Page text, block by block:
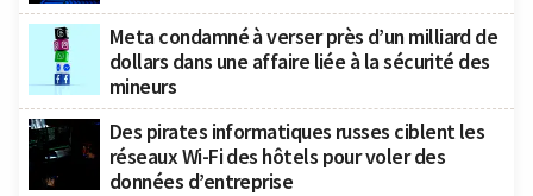
Meta condamné à verser près d’un milliard de
dollars dans une affaire liée à la sécurité des
mineurs
Des pirates informatiques russes ciblent les
réseaux Wi-Fi des hôtels pour voler des
données d’entreprise